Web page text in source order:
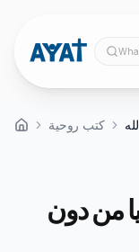
كتب روحية
من دون